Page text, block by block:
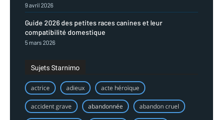
9 avril 2026
Guide 2026 des petites races canines et leur
compatibilité domestique
5 mars 2026
Sujets Starnimo
actrice adieux acte héroïque
accident grave abandonnée abandon cruel